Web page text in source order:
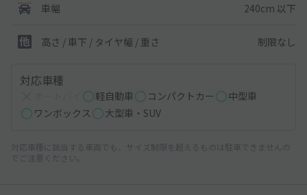
車幅 240cm 以下
高さ / 車下 / タイヤ幅 / 重さ 制限なし
対応車種
軽自動車 コンパクトカー
中型車
ワンボックス
大型車・SUV
対応車種に該当する車両でも、サイズ制限を超えるものは駐車できませんの
でご注意ください。